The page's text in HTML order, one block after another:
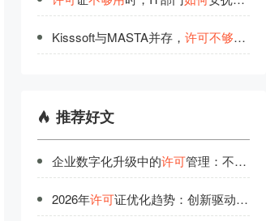
Kisssoft与MASTA并存， 许可不够用
推荐好文
企业数字化升级中的许可管理：不可忽视的基础要素
2026年许可证优化趋势：创新驱动下的高效管理模式